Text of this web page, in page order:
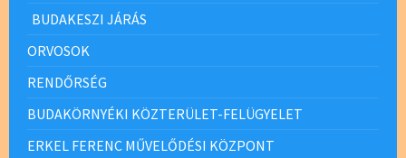
BUDAKESZI JÁRÁS
ORVOSOK
RENDŐRSÉG
BUDAKÖRNYÉKI KÖZTERÜLET-FELÜGYELET
ERKEL FERENC MŰVELŐDÉSI KÖZPONT